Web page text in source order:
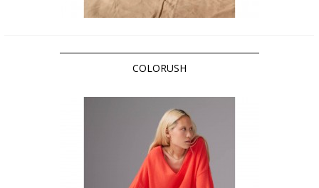
COLORUSH